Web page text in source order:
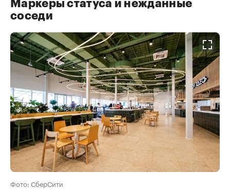
Маркеры статуса и нежданные
соседи
Фото: СберСити